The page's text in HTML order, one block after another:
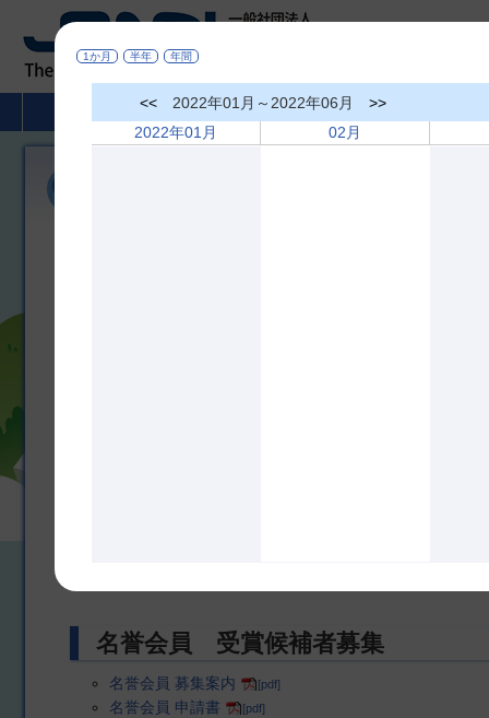
非破壊検査とは 学術活動
名誉会員 受賞候補者募集
名誉会員 募集案内 [pdf]
名誉会員 申請書 [pdf]
1か月 半年 年間
<< 2022年01月～2022年06月
>>
2022年01月
02月